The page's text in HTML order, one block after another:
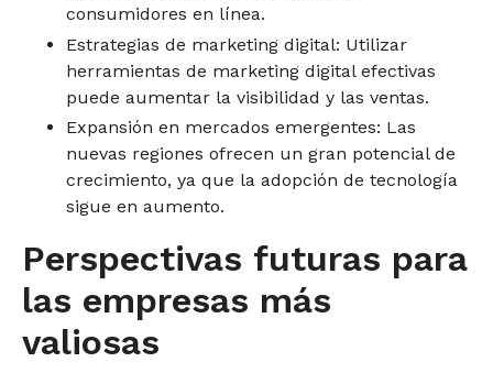
consumidores en línea.
Estrategias de marketing digital: Utilizar
herramientas de marketing digital efectivas
puede aumentar la visibilidad y las ventas.
Expansión en mercados emergentes: Las
nuevas regiones ofrecen un gran potencial de
crecimiento, ya que la adopción de tecnología
sigue en aumento.
Perspectivas futuras para
las empresas más
valiosas